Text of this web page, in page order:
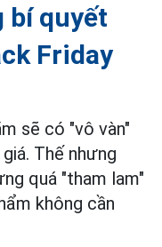
bí quyết
Friday
sẽ có "vô vàn"
Thế nhưng
quá "tham lam"
không cần